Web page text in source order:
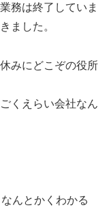
務は終了していま
ました。
みにどこぞの役所
くえらい会社なん
んとかくわかる